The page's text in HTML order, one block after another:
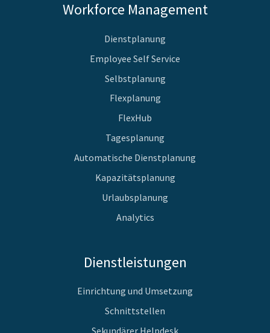
Workforce Management
Dienstplanung
Employee Self Service
Selbstplanung
Flexplanung
FlexHub
Tagesplanung
Automatische Dienstplanung
Kapazitätsplanung
Urlaubsplanung
Analytics
Dienstleistungen
Einrichtung und Umsetzung
Schnittstellen